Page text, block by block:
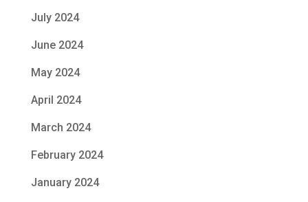
July 2024
June 2024
May 2024
April 2024
March 2024
February 2024
January 2024